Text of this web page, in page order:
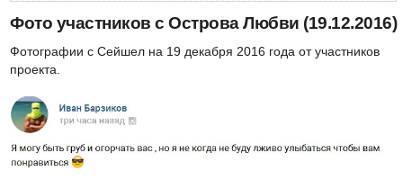
Фото участников с Острова Любви (19.12.2016)
Фотографии с Сейшел на 19 декабря 2016 года от участников
проекта.